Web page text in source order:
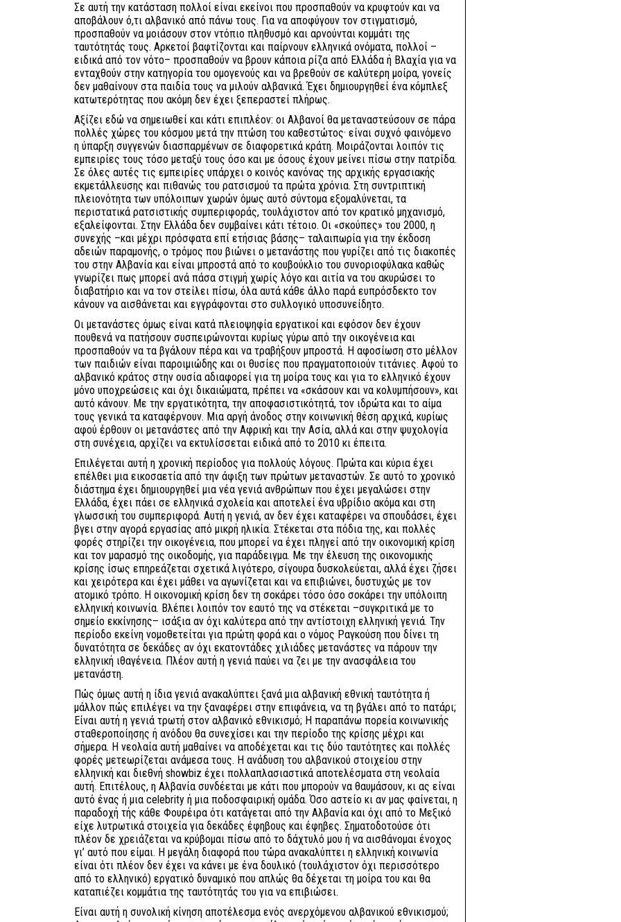
Σε αυτή την κατάσταση πολλοί είναι εκείνοι που προσπαθούν να κρυφτούν και να
αποβάλουν ό,τι αλβανικό από πάνω τους. Για να αποφύγουν τον στιγματισμό,
προσπαθούν να μοιάσουν στον ντόπιο πληθυσμό και αρνούνται κομμάτι της
ταυτότητάς τους. Αρκετοί βαφτίζονται και παίρνουν ελληνικά ονόματα, πολλοί –
ειδικά από τον νότο– προσπαθούν να βρουν κάποια ρίζα από Ελλάδα ή Βλαχία για να
ενταχθούν στην κατηγορία του ομογενούς και να βρεθούν σε καλύτερη μοίρα, γονείς
δεν μαθαίνουν στα παιδία τους να μιλούν αλβανικά. Έχει δημιουργηθεί ένα κόμπλεξ
κατωτερότητας που ακόμη δεν έχει ξεπεραστεί πλήρως.
Αξίζει εδώ να σημειωθεί και κάτι επιπλέον: οι Αλβανοί θα μεταναστεύσουν σε πάρα
πολλές χώρες του κόσμου μετά την πτώση του καθεστώτος· είναι συχνό φαινόμενο
η ύπαρξη συγγενών διασπαρμένων σε διαφορετικά κράτη. Μοιράζονται λοιπόν τις
εμπειρίες τους τόσο μεταξύ τους όσο και με όσους έχουν μείνει πίσω στην πατρίδα.
Σε όλες αυτές τις εμπειρίες υπάρχει ο κοινός κανόνας της αρχικής εργασιακής
εκμετάλλευσης και πιθανώς του ρατσισμού τα πρώτα χρόνια. Στη συντριπτική
πλειονότητα των υπόλοιπων χωρών όμως αυτό σύντομα εξομαλύνεται, τα
περιστατικά ρατσιστικής συμπεριφοράς, τουλάχιστον από τον κρατικό μηχανισμό,
εξαλείφονται. Στην Ελλάδα δεν συμβαίνει κάτι τέτοιο. Οι «σκούπες» του 2000, η
συνεχής –και μέχρι πρόσφατα επί ετήσιας βάσης– ταλαιπωρία για την έκδοση
αδειών παραμονής, ο τρόμος που βιώνει ο μετανάστης που γυρίζει από τις διακοπές
του στην Αλβανία και είναι μπροστά από το κουβούκλιο του συνοριοφύλακα καθώς
γνωρίζει πως μπορεί ανά πάσα στιγμή χωρίς λόγο και αιτία να του ακυρώσει το
διαβατήριο και να τον στείλει πίσω, όλα αυτά κάθε άλλο παρά ευπρόσδεκτο τον
κάνουν να αισθάνεται και εγγράφονται στο συλλογικό υποσυνείδητο.
Οι μετανάστες όμως είναι κατά πλειοψηφία εργατικοί και εφόσον δεν έχουν
πουθενά να πατήσουν συσπειρώνονται κυρίως γύρω από την οικογένεια και
προσπαθούν να τα βγάλουν πέρα και να τραβήξουν μπροστά. Η αφοσίωση στο μέλλον
των παιδιών είναι παροιμιώδης και οι θυσίες που πραγματοποιούν τιτάνιες. Αφού το
αλβανικό κράτος στην ουσία αδιαφορεί για τη μοίρα τους και για το ελληνικό έχουν
μόνο υποχρεώσεις και όχι δικαιώματα, πρέπει να «σκάσουν και να κολυμπήσουν», και
αυτό κάνουν. Με την εργατικότητα, την αποφασιστικότητά, τον ιδρώτα και το αίμα
τους γενικά τα καταφέρνουν. Μια αργή άνοδος στην κοινωνική θέση αρχικά, κυρίως
αφού έρθουν οι μετανάστες από την Αφρική και την Ασία, αλλά και στην ψυχολογία
στη συνέχεια, αρχίζει να εκτυλίσσεται ειδικά από το 2010 κι έπειτα.
Επιλέγεται αυτή η χρονική περίοδος για πολλούς λόγους. Πρώτα και κύρια έχει
επέλθει μια εικοσαετία από την άφιξη των πρώτων μεταναστών. Σε αυτό το χρονικό
διάστημα έχει δημιουργηθεί μια νέα γενιά ανθρώπων που έχει μεγαλώσει στην
Ελλάδα, έχει πάει σε ελληνικά σχολεία και αποτελεί ένα υβρίδιο ακόμα και στη
γλωσσική του συμπεριφορά. Αυτή η γενιά, αν δεν έχει καταφέρει να σπουδάσει, έχει
βγει στην αγορά εργασίας από μικρή ηλικία. Στέκεται στα πόδια της, και πολλές
φορές στηρίζει την οικογένεια, που μπορεί να έχει πληγεί από την οικονομική κρίση
και τον μαρασμό της οικοδομής, για παράδειγμα. Με την έλευση της οικονομικής
κρίσης ίσως επηρεάζεται σχετικά λιγότερο, σίγουρα δυσκολεύεται, αλλά έχει ζήσει
και χειρότερα και έχει μάθει να αγωνίζεται και να επιβιώνει, δυστυχώς με τον
ατομικό τρόπο. Η οικονομική κρίση δεν τη σοκάρει τόσο όσο σοκάρει την υπόλοιπη
ελληνική κοινωνία. Βλέπει λοιπόν τον εαυτό της να στέκεται –συγκριτικά με το
σημείο εκκίνησης– ισάξια αν όχι καλύτερα από την αντίστοιχη ελληνική γενιά. Την
περίοδο εκείνη νομοθετείται για πρώτη φορά και ο νόμος Ραγκούση που δίνει τη
δυνατότητα σε δεκάδες αν όχι εκατοντάδες χιλιάδες μετανάστες να πάρουν την
ελληνική ιθαγένεια. Πλέον αυτή η γενιά παύει να ζει με την ανασφάλεια του
μετανάστη.
Πώς όμως αυτή η ίδια γενιά ανακαλύπτει ξανά μια αλβανική εθνική ταυτότητα ή
μάλλον πώς επιλέγει να την ξαναφέρει στην επιφάνεια, να τη βγάλει από το πατάρι;
Είναι αυτή η γενιά τρωτή στον αλβανικό εθνικισμό; Η παραπάνω πορεία κοινωνικής
σταθεροποίησης ή ανόδου θα συνεχίσει και την περίοδο της κρίσης μέχρι και
σήμερα. Η νεολαία αυτή μαθαίνει να αποδέχεται και τις δύο ταυτότητες και πολλές
φορές μετεωρίζεται ανάμεσα τους. Η ανάδυση του αλβανικού στοιχείου στην
ελληνική και διεθνή showbiz έχει πολλαπλασιαστικά αποτελέσματα στη νεολαία
αυτή. Επιτέλους, η Αλβανία συνδέεται με κάτι που μπορούν να θαυμάσουν, κι ας είναι
αυτό ένας ή μια celebrity ή μια ποδοσφαιρική ομάδα. Όσο αστείο κι αν μας φαίνεται, η
παραδοχή τής κάθε Φουρέιρα ότι κατάγεται από την Αλβανία και όχι από το Μεξικό
είχε λυτρωτικά στοιχεία για δεκάδες έφηβους και έφηβες. Σηματοδοτούσε ότι
πλέον δε χρειάζεται να κρύβομαι πίσω από το δάχτυλό μου ή να αισθάνομαι ένοχος
γι’ αυτό που είμαι. Η μεγάλη διαφορά που τώρα ανακαλύπτει η ελληνική κοινωνία
είναι ότι πλέον δεν έχει να κάνει με ένα δουλικό (τουλάχιστον όχι περισσότερο
από το ελληνικό) εργατικό δυναμικό που απλώς θα δέχεται τη μοίρα του και θα
καταπιέζει κομμάτια της ταυτότητάς του για να επιβιώσει.
Είναι αυτή η συνολική κίνηση αποτέλεσμα ενός ανερχόμενου αλβανικού εθνικισμού;